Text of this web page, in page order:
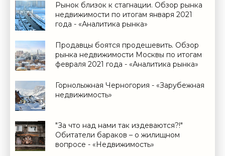
Рынок близок к стагнации. Обзор рынка
недвижимости по итогам января 2021
года - «Аналитика рынка»
Продавцы боятся продешевить. Обзор
рынка недвижимости Москвы по итогам
февраля 2021 года - «Аналитика рынка»
Горнолыжная Черногория - «Зарубежная
недвижимость»
"За что над нами так издеваются?!"
Обитатели бараков – о жилищном
вопросе - «Недвижимость»